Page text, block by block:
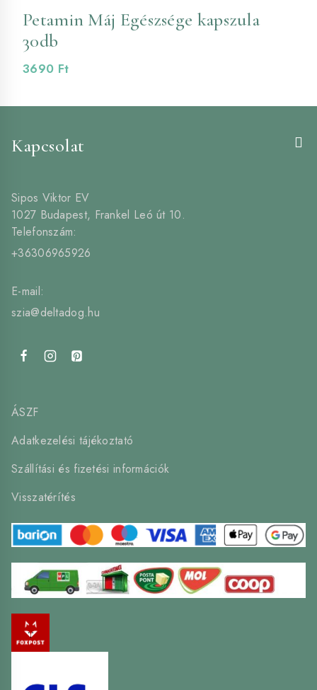
Petamin Máj Egészsége kapszula
30db
3690 Ft
Kapcsolat
Sipos Viktor EV
1027 Budapest, Frankel Leó út 10.
Telefonszám:
+36306965926
E-mail:
szia@deltadog.hu
ÁSZF
Adatkezelési tájékoztató
Szállítási és fizetési információk
Visszatérítés